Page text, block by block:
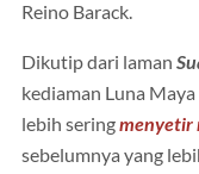
Reino Barack.
Dikutip dari laman
kediaman Luna
lebih seringmenyetir
sebelumnya yang